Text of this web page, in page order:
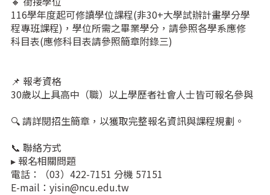
116學年度起可修讀學位課程(非30+大學試辦計畫學分學
程專班課程)，學位所需之畢業學分，請參照各學系應修
科目表(應修科目表請參照簡章附錄三)
📌 報考資格
30歲以上具高中（職）以上學歷者社會人士皆可報名參與
🔍 請詳閱招生簡章，以獲取完整報名資訊與課程規劃。
📞 聯絡方式
▸ 報名相關問題
電話：（03）422-7151 分機 57151
E-mail：yisin@ncu.edu.tw